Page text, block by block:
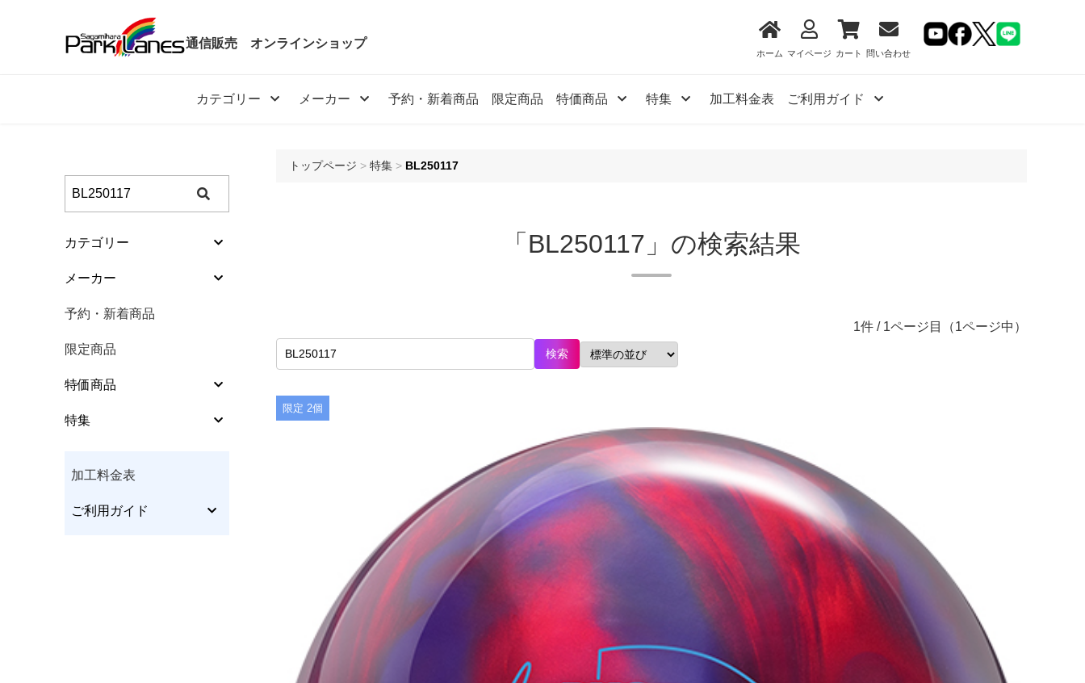
通信販売 オンラインショップ
ホーム マイページ カート 問い合わせ
カテゴリー メーカー 予約・新着商品 限定商品 特価商品 特集 加工料金表 ご利用ガイド
特価商品
特集
特定商取引法表記に基づく表示
サイトポリシー
更新履歴一覧
カテゴリー
ボール
バッグ
ウエア
グローブ･リストサポ
メーカー
予約・新着商品
限定商品
特価商品
特集
加工料金表
ご利用ガイド
トップページ > 特集 > BL250117
「BL250117」の検索結果
1件 / 1ページ目（1ページ中）
検索
限定 2個